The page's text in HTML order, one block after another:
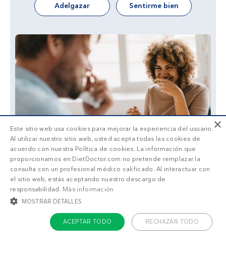
Adelgazar Sentirme bien
×
Este sitio web usa cookies para mejorar la experiencia del usuario.
Al utilizar nuestro sitio web, usted acepta todas las cookies de
acuerdo con nuestra Política de cookies. La información que
proporcionamos en DietDoctor.com no pretende remplazar la
consulta con un profesional médico calificado. Al interactuar con
el sitio web, estás aceptando nuestro descargo de
responsabilidad. Más información
MOSTRAR DETALLES
ACEPTAR TODO RECHAZAR TODO